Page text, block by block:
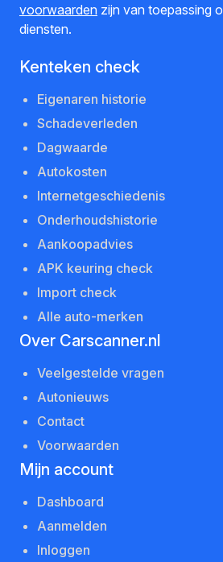
voorwaarden zijn van toepassing
diensten.
Kenteken check
Eigenaren historie
Schadeverleden
Dagwaarde
Autokosten
Internetgeschiedenis
Onderhoudshistorie
Aankoopadvies
APK keuring check
Import check
Alle auto-merken
Over Carscanner.nl
Veelgestelde vragen
Autonieuws
Contact
Voorwaarden
Mijn account
Dashboard
Aanmelden
Inloggen